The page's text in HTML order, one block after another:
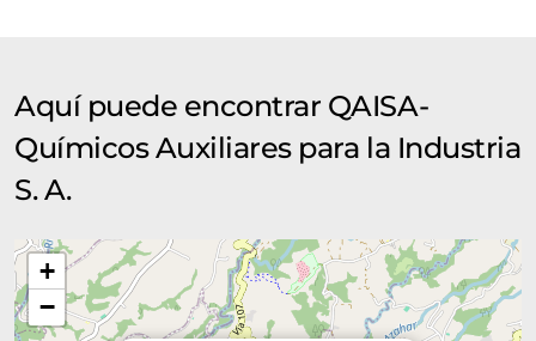
Aquí puede encontrar QAISA-
Químicos Auxiliares para la Industria
S. A.
+
−